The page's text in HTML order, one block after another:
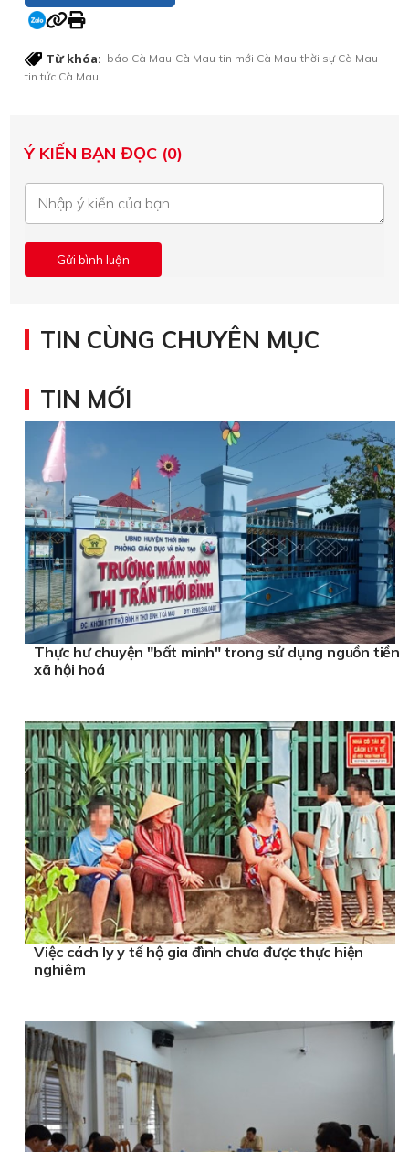
Từ khóa: báo Cà Mau Cà Mau tin mới Cà Mau thời sự Cà Mau
tin tức Cà Mau
Ý KIẾN BẠN ĐỌC (0)
TIN CÙNG CHUYÊN MỤC
TIN MỚI
Thực hư chuyện "bất minh" trong sử dụng nguồn tiền
xã hội hoá
Việc cách ly y tế hộ gia đình chưa được thực hiện
nghiêm